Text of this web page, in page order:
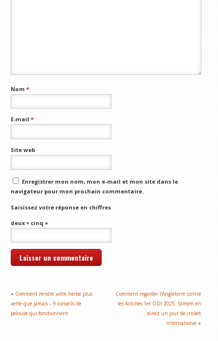
Nom*
E-mail*
Site web
Enregistrer mon nom, mon e-mail et mon site dans le
navigateur pour mon prochain commentaire.
Saisissez votre réponse en chiffres
deux × cinq =
« Comment rendre votre herbe plus
verte que jamais – 9 conseils de
pelouse qui fonctionnent
Comment regarder l'Angleterre contre
les Antilles 1er ODI 2025: Stream en
direct un jour de cricket
international »